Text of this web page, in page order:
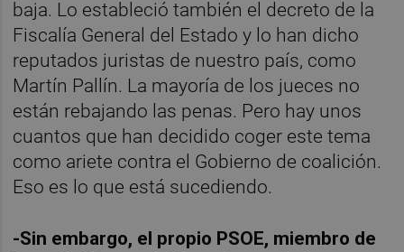
baja. Lo estableció también el decreto de la
Fiscalía General del Estado y lo han dicho
reputados juristas de nuestro país, como
Martín Pallín. La mayoría de los jueces no
están rebajando las penas. Pero hay unos
cuantos que han decidido coger este tema
como ariete contra el Gobierno de coalición.
Eso es lo que está sucediendo.
-Sin embargo, el propio PSOE, miembro de